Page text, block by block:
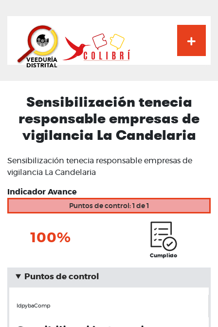
principal
Sensibilización tenecia
responsable empresas de
vigilancia La Candelaria
Sensibilización tenecia responsable empresas de
vigilancia La Candelaria
Indicador Avance
Puntos de control: 1 de 1
100%
Cumplido
Puntos de control
IdpybaComp